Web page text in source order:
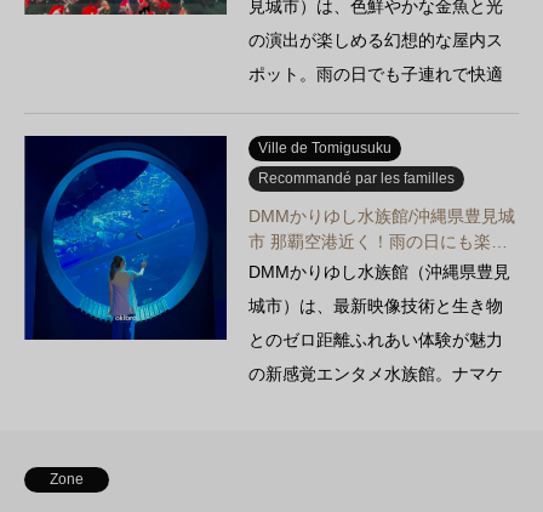
見城市）は、色鮮やかな金魚と光
の演出が楽しめる幻想的な屋内ス
ポット。雨の日でも子連れで快適
に過ごせる観光地です。
Ville de Tomigusuku
Recommandé par les familles
DMMかりゆし水族館/沖縄県豊見城
市 那覇空港近く！雨の日にも楽…
DMMかりゆし水族館（沖縄県豊見
城市）は、最新映像技術と生き物
とのゼロ距離ふれあい体験が魅力
の新感覚エンタメ水族館。ナマケ
Zone